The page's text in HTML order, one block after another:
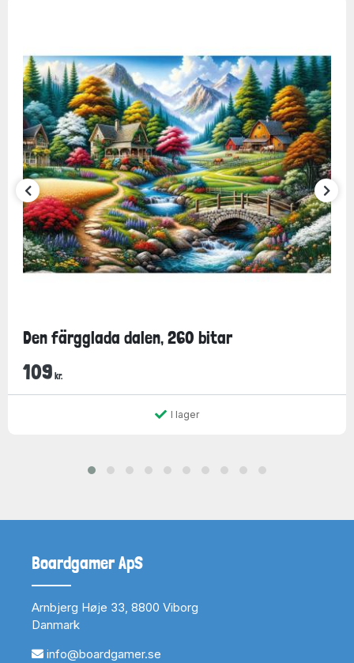
Den färgglada dalen, 260 bitar
109 kr.
I lager
Boardgamer ApS
Arnbjerg Høje 33, 8800 Viborg
Danmark
info@boardgamer.se